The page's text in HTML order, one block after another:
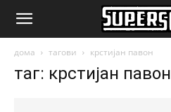
SuperSport.mk
дома тагови крстијан павон
таг: крстијан павон